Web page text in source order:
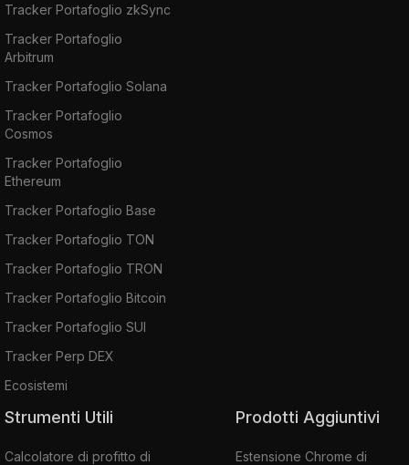
Tracker Portafoglio zkSync
Tracker Portafoglio
Arbitrum
Tracker Portafoglio Solana
Tracker Portafoglio
Cosmos
Tracker Portafoglio
Ethereum
Tracker Portafoglio Base
Tracker Portafoglio TON
Tracker Portafoglio TRON
Tracker Portafoglio Bitcoin
Tracker Portafoglio SUI
Tracker Perp DEX
Ecosistemi
Strumenti Utili
Calcolatore di profitto di
Prodotti Aggiuntivi
Estensione Chrome di